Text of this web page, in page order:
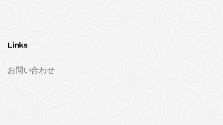
Links
お問い合わせ